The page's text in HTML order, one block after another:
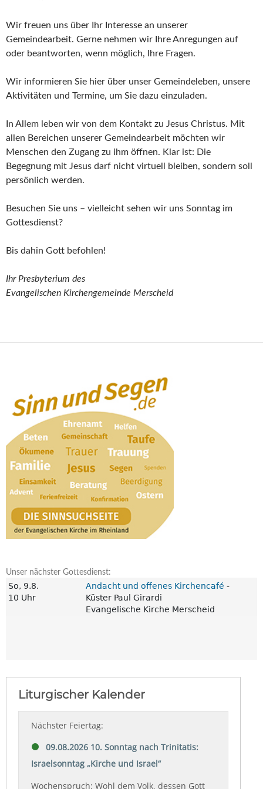
Wir freuen uns über Ihr Interesse an unserer
Gemeindearbeit. Gerne nehmen wir Ihre Anregungen auf
oder beantworten, wenn möglich, Ihre Fragen.
Wir informieren Sie hier über unser Gemeindeleben, unsere
Aktivitäten und Termine, um Sie dazu einzuladen.
In Allem leben wir von dem Kontakt zu Jesus Christus. Mit
allen Bereichen unserer Gemeindearbeit möchten wir
Menschen den Zugang zu ihm öffnen. Klar ist: Die
Begegnung mit Jesus darf nicht virtuell bleiben, sondern soll
persönlich werden.
Besuchen Sie uns – vielleicht sehen wir uns Sonntag im
Gottesdienst?
Bis dahin Gott befohlen!
Ihr Presbyterium des
Evangelischen Kirchengemeinde Merscheid
Unser nächster Gottesdienst: